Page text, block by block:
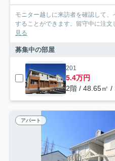
モニター越しに来訪者を確認して
することができます。留守中に注文
見る
募集中の部屋
201
5.4万円
2階 / 48.65㎡ /
アパート